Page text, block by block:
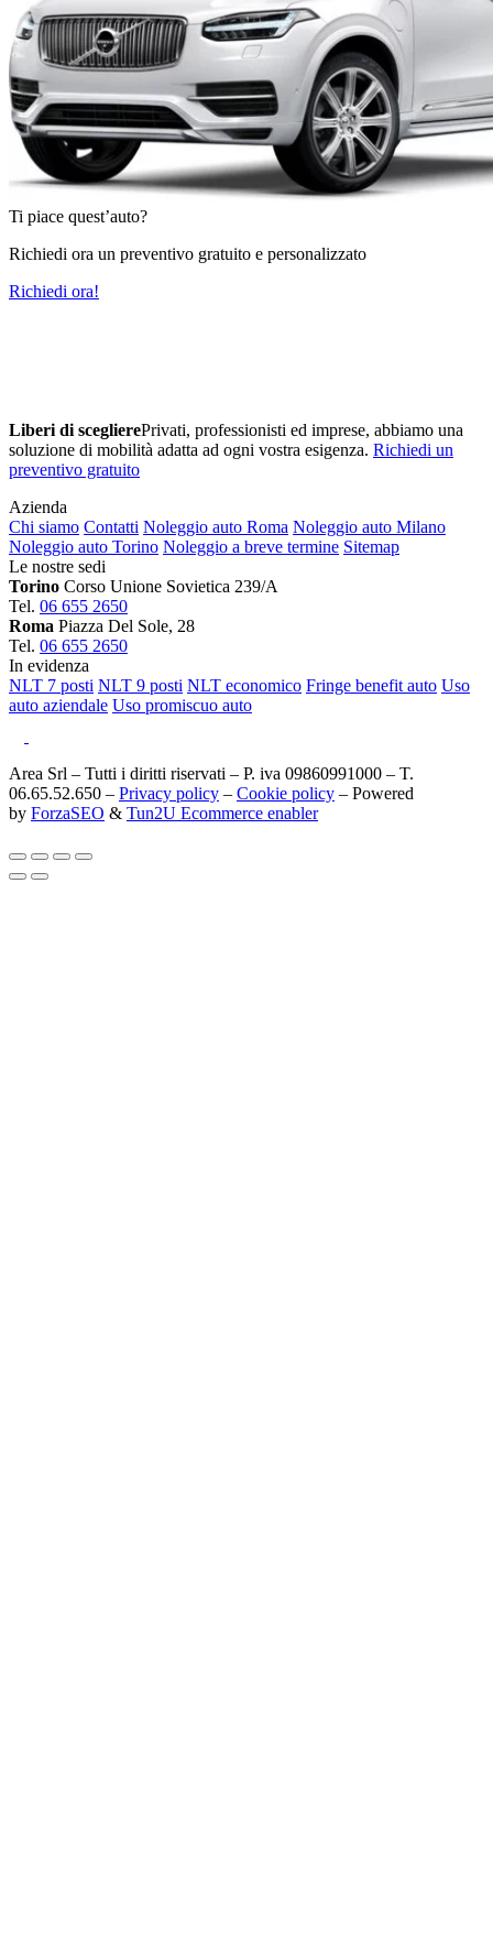
Ti piace quest’auto?
Richiedi ora un preventivo gratuito e personalizzato
Richiedi ora!
Liberi di sceglierePrivati, professionisti ed imprese, abbiamo una
soluzione di mobilità adatta ad ogni vostra esigenza. Richiedi un
preventivo gratuito
Azienda
Chi siamo Contatti Noleggio auto Roma Noleggio auto Milano
Noleggio auto Torino Noleggio a breve termine Sitemap
Le nostre sedi
Torino Corso Unione Sovietica 239/A
Tel. 06 655 2650
Roma Piazza Del Sole, 28
Tel. 06 655 2650
In evidenza
NLT 7 posti NLT 9 posti NLT economico Fringe benefit auto Uso
auto aziendale Uso promiscuo auto
Area Srl – Tutti i diritti riservati – P. iva 09860991000 – T.
06.65.52.650 – Privacy policy – Cookie policy – Powered
by ForzaSEO & Tun2U Ecommerce enabler